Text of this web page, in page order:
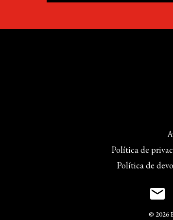
Política de
Política de
© 2026